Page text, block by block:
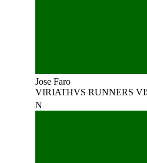
Jose Faro
VIRIATHVS RUNNERS
N